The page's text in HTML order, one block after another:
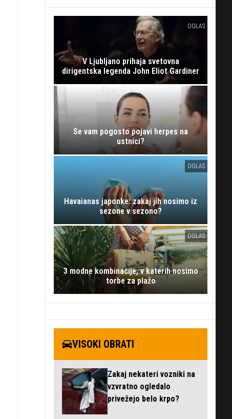
OGLAS
V Ljubljano prihaja svetovna
dirigentska legenda John Eliot Gardiner
Se vam pogosto pojavi herpes na
ustnici?
OGLAS
Havaianas japonke: zakaj jih nosimo iz
sezone v sezono?
OGLAS
3 modne kombinacije, v katerih nosimo
torbe za plažo
VISOKI OBRATI
Zakaj nekateri vozniki na
vzvratno ogledalo
privežejo belo krpo?